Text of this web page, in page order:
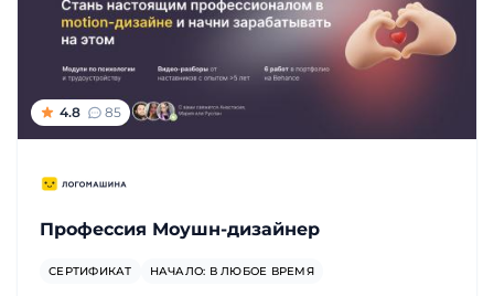
4.8 85
Профессия Моушн-дизайнер
СЕРТИФИКАТ НАЧАЛО: В ЛЮБОЕ ВРЕМЯ